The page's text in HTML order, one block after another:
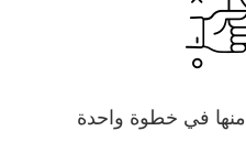
منها في خطوة واحدة